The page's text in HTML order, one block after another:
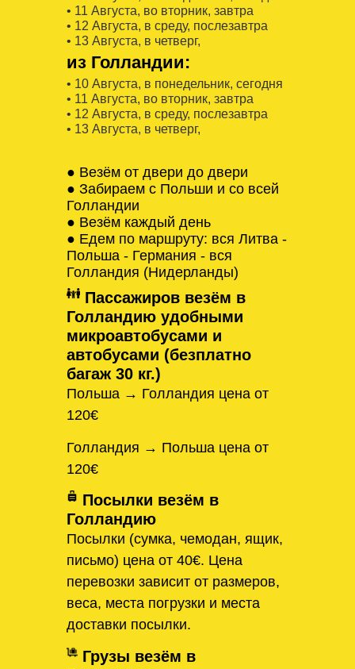
• 11 Августa, во вторник, завтра
• 12 Августa, в среду, послезавтра
• 13 Августa, в четверг,
из Голландии:
• 10 Августa, в понедельник, сегодня
• 11 Августa, во вторник, завтра
• 12 Августa, в среду, послезавтра
• 13 Августa, в четверг,
● Везём от двери до двери
● Забираем с Польши и со всей
Голландии
● Везём каждый день
● Едем по маршруту: вся Литва -
Польша - Германия - вся
Голландия (Нидерланды)
Пассажиров везём в
Голландию удобными
микроавтобусами и
автобусами (безплатно
багаж 30 кг.)
Польша → Голландия цена от
120€
Голландия → Польша цена от
120€
Посылки везём в
Голландию
Посылки (сумка, чемодан, ящик,
письмо) цена от 40€. Цена
перевозки зависит от размеров,
веса, места погрузки и места
доставки посылки.
Грузы везём в